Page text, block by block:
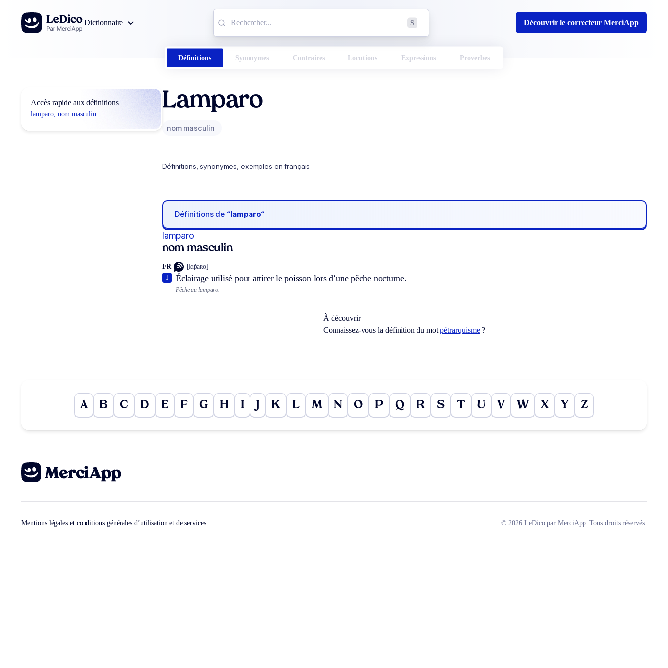
Aller au contenu
Dictionnaire
S Découvrir le correcteur MerciApp
Définitions Synonymes Contraires Locutions Expressions Proverbes
Accès rapide aux définitions
lamparo, nom masculin
Lamparo
nom masculin
Définitions, synonymes, exemples en français
Définitions de “lamparo“
lamparo
nom masculin
FR [lɑ̃paʀo]
Éclairage utilisé pour attirer le poisson lors d’une pêche nocturne.
1
Pêche au lamparo.
À découvrir
Connaissez-vous la définition du motpétrarquisme?
A B C D E F G H I J K L M N O P Q R S T U V W X Y Z
Mentions légales et conditions générales d’utilisation et de services © 2026 LeDico par MerciApp. Tous droits réservés.